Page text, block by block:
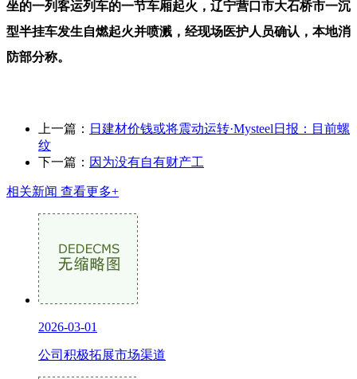
坐的一列客运列车的一节车厢起火，辽宁营口市大石桥市一沉
型半挂车发生自燃起火并喷溅，经现场医护人员确认，本地消
防部分称。
上一篇： 日建材价钱或将震动运转·Mysteel日报：目前螺
纹
下一篇： 因为没有自有财产工
相关新闻 查看更多+
2026-03-01
公司积极拓展市场渠道